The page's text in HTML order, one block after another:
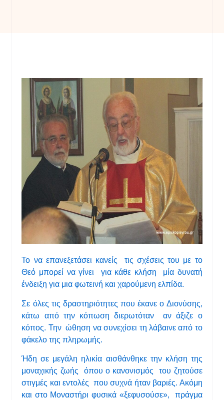
Το να επανεξετάσει κανείς τις σχέσεις του με το
Θεό μπορεί να γίνει για κάθε κλήση μία δυνατή
ένδειξη για μια φωτεινή και χαρούμενη ελπίδα.
Σε όλες τις δραστηριότητες που έκανε ο Διονύσης,
κάτω από την κόπωση διερωτόταν αν άξιζε ο
κόπος. Την ώθηση να συνεχίσει τη λάβαινε από το
φάκελο της πληρωμής.
Ήδη σε μεγάλη ηλικία αισθάνθηκε την κλήση της
μοναχικής ζωής όπου ο κανονισμός του ζητούσε
στιγμές και εντολές που συχνά ήταν βαριές. Ακόμη
και στο Μοναστήρι φυσικά «ξεφυσούσε», πράγμα